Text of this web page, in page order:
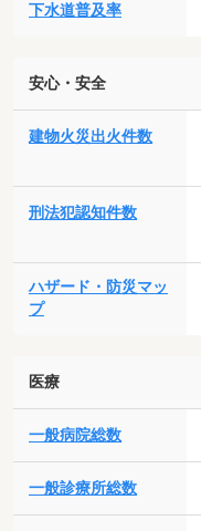
下水道普及率
安心・安全
建物火災出火件数
刑法犯認知件数
ハザード・防災マッ
プ
医療
一般病院総数
一般診療所総数